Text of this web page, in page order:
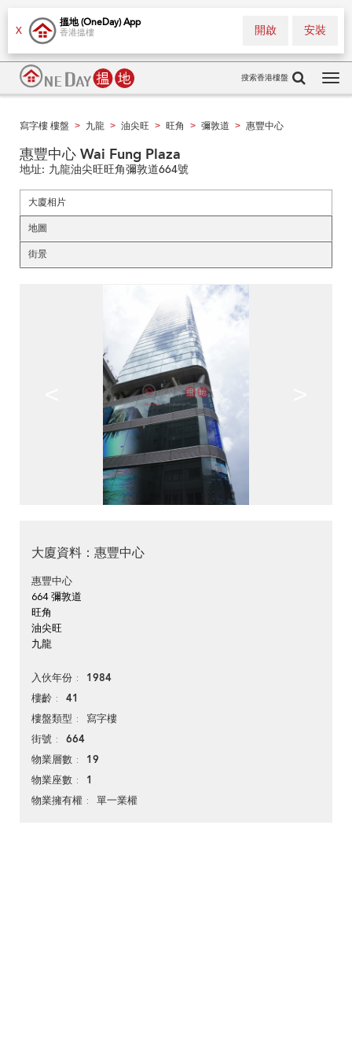
X
搵地 (OneDay) App
香港搵樓 安裝
開啟
搜索香港樓盤
寫字樓 樓盤 > 九龍 > 油尖旺 > 旺角 > 彌敦道 > 惠豐中心
惠豐中心 Wai Fung Plaza
地址: 九龍油尖旺旺角彌敦道664號
大廈相片
地圖
街景
大廈資料：惠豐中心
惠豐中心
664 彌敦道
旺角
油尖旺
九龍
入伙年份 1984
樓齡 41
樓盤類型 寫字樓
街號 664
物業層數 19
物業座數 1
物業擁有權 單一業權